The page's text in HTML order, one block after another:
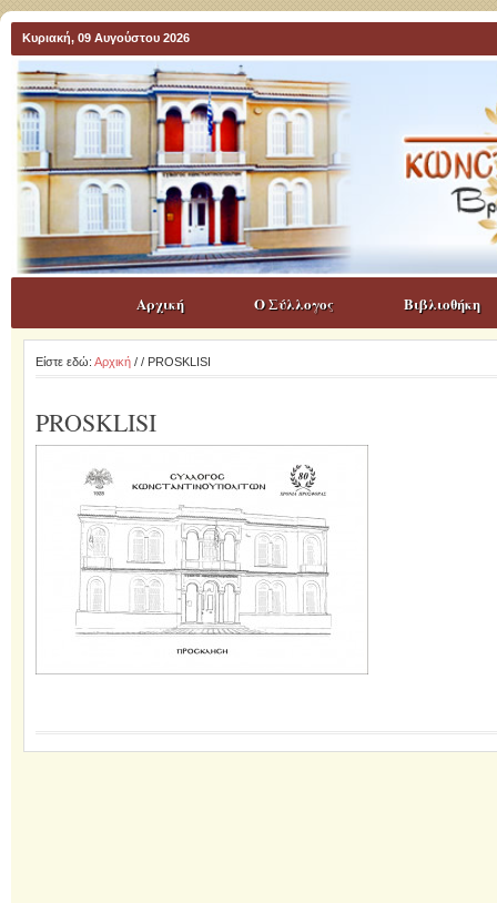
Κυριακή, 09 Αυγούστου 2026
Αρχική Ο Σύλλογος Βιβλιοθήκη
Είστε εδώ: Αρχική/ / PROSKLISI
PROSKLISI